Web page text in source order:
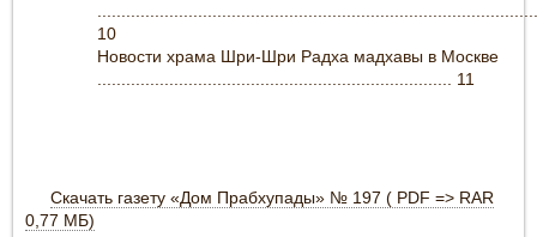
10
Новости храма Шри-Шри Радха мадхавы в Москве
.......................................................................... 11
Скачать газету «Дом Прабхупады» № 197 ( PDF => RAR
0,77 МБ)